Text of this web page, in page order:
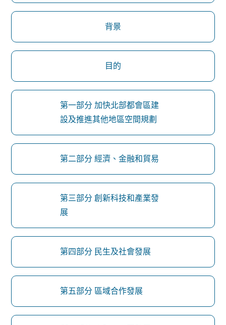
背景
目的
第一部分 加快北部都會區建
設及推進其他地區空間規劃
第二部分 經濟、金融和貿易
第三部分 創新科技和產業發
展
第四部分 民生及社會發展
第五部分 區域合作發展